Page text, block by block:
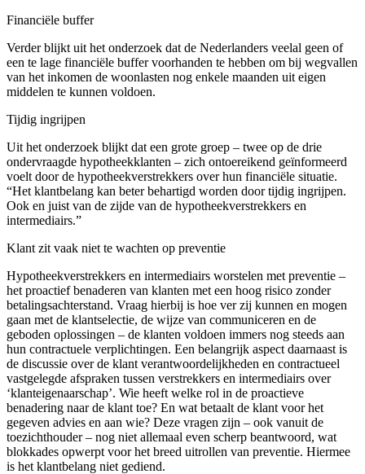
Financiële buffer
Verder blijkt uit het onderzoek dat de Nederlanders veelal geen of
een te lage financiële buffer voorhanden te hebben om bij wegvallen
van het inkomen de woonlasten nog enkele maanden uit eigen
middelen te kunnen voldoen.
Tijdig ingrijpen
Uit het onderzoek blijkt dat een grote groep – twee op de drie
ondervraagde hypotheekklanten – zich ontoereikend geïnformeerd
voelt door de hypotheekverstrekkers over hun financiële situatie.
“Het klantbelang kan beter behartigd worden door tijdig ingrijpen.
Ook en juist van de zijde van de hypotheekverstrekkers en
intermediairs.”
Klant zit vaak niet te wachten op preventie
Hypotheekverstrekkers en intermediairs worstelen met preventie –
het proactief benaderen van klanten met een hoog risico zonder
betalingsachterstand. Vraag hierbij is hoe ver zij kunnen en mogen
gaan met de klantselectie, de wijze van communiceren en de
geboden oplossingen – de klanten voldoen immers nog steeds aan
hun contractuele verplichtingen. Een belangrijk aspect daarnaast is
de discussie over de klant verantwoordelijkheden en contractueel
vastgelegde afspraken tussen verstrekkers en intermediairs over
‘klanteigenaarschap’. Wie heeft welke rol in de proactieve
benadering naar de klant toe? En wat betaalt de klant voor het
gegeven advies en aan wie? Deze vragen zijn – ook vanuit de
toezichthouder – nog niet allemaal even scherp beantwoord, wat
blokkades opwerpt voor het breed uitrollen van preventie. Hiermee
is het klantbelang niet gediend.